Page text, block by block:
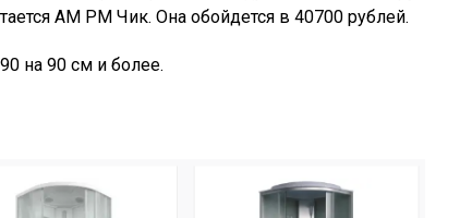
АМ РМ Чик. Она обойдется в 40700 рублей.
на 90 см и более.